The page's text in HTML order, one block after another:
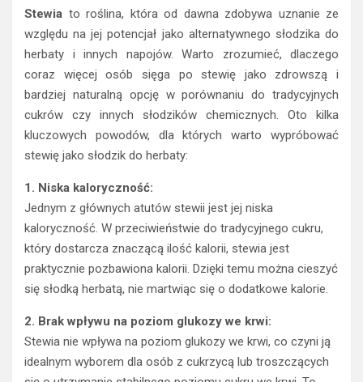
Stewia to roślina, która od dawna zdobywa uznanie ze
względu na jej potencjał jako alternatywnego słodzika do
herbaty i innych napojów. Warto zrozumieć, dlaczego
coraz więcej osób sięga po stewię jako zdrowszą i
bardziej naturalną opcję w porównaniu do tradycyjnych
cukrów czy innych słodzików chemicznych. Oto kilka
kluczowych powodów, dla których warto wypróbować
stewię jako słodzik do herbaty:
1. Niska kaloryczność:
Jednym z głównych atutów stewii jest jej niska
kaloryczność. W przeciwieństwie do tradycyjnego cukru,
który dostarcza znaczącą ilość kalorii, stewia jest
praktycznie pozbawiona kalorii. Dzięki temu można cieszyć
się słodką herbatą, nie martwiąc się o dodatkowe kalorie.
2. Brak wpływu na poziom glukozy we krwi:
Stewia nie wpływa na poziom glukozy we krwi, co czyni ją
idealnym wyborem dla osób z cukrzycą lub troszczących